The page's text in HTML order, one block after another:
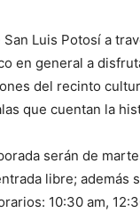
Luis Potosí a
en general a
del recinto
que cuentan la
serán de
libre;
10:30 am,